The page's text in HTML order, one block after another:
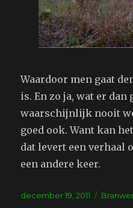
Waardoor men gaat
is. En zo ja, wat er dan
waarschijnlijk nooit
goed ook. Want kan
dat levert een verhaal
een andere keer.
Geplaatst
december 19, 2011 Tags